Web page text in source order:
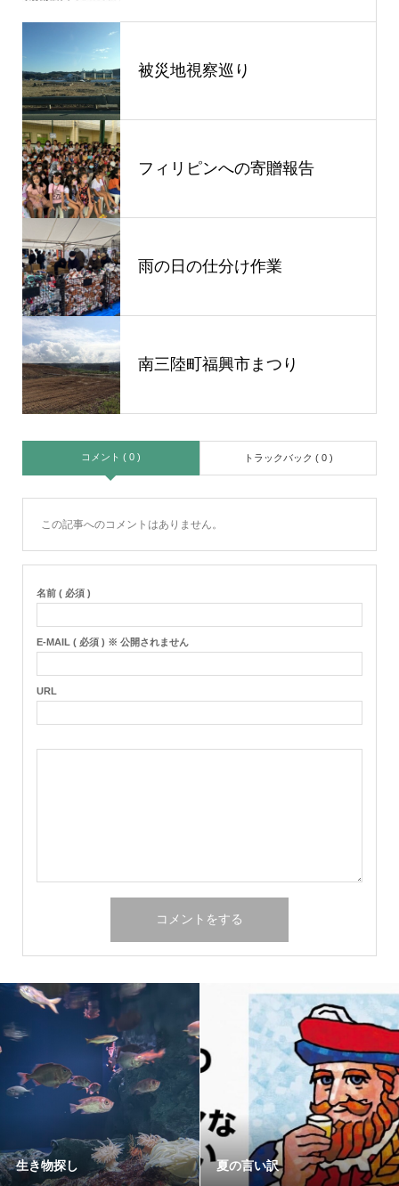
被災地視察巡り
フィリピンへの寄贈報告
雨の日の仕分け作業
南三陸町福興市まつり
コメント ( 0 ) トラックバック ( 0 )
この記事へのコメントはありません。
名前 ( 必須 )
E-MAIL ( 必須 ) ※ 公開されません
URL
パチンコ店での外国人留学生
麻布十番『まつ勘』